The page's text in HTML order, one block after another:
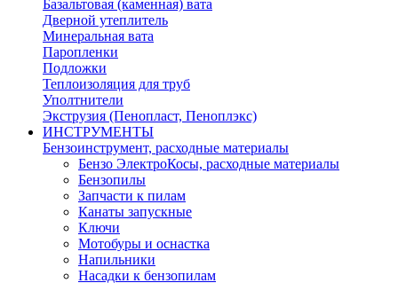
Базальтовая (каменная) вата
Дверной утеплитель
Минеральная вата
Паропленки
Подложки
Теплоизоляция для труб
Уполтнители
Экструзия (Пенопласт, Пеноплэкс)
ИНСТРУМЕНТЫ
Бензоинструмент, расходные материалы
Бензо ЭлектроКосы, расходные материалы
Бензопилы
Запчасти к пилам
Канаты запускные
Ключи
Мотобуры и оснастка
Напильники
Насадки к бензопилам